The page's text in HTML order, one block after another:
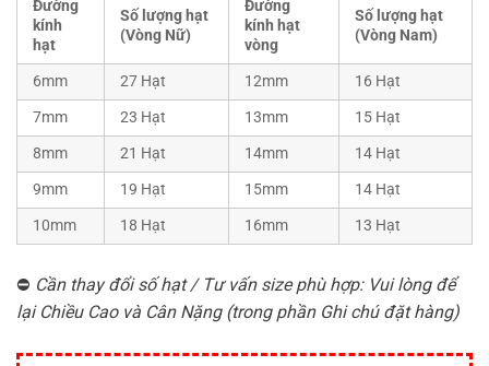
Đường
kính
hạt
Số lượng hạt
(Vòng Nữ)
Đường
kính hạt
vòng
Số lượng hạt
(Vòng Nam)
6mm 27 Hạt 12mm
16 Hạt
7mm
23 Hạt 13mm
15 Hạt
8mm
21 Hạt 14mm
14 Hạt
9mm
19 Hạt 15mm
14 Hạt
10mm
18 Hạt 16mm 13 Hạt
⛔ Cần thay đổi số hạt / Tư vấn size phù hợp: Vui lòng để
lại Chiều Cao và Cân Nặng (trong phần Ghi chú đặt hàng)